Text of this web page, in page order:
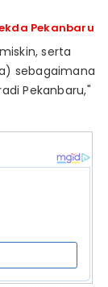
Pekanbaru
serta
sebagaimana
Pekanbaru,"